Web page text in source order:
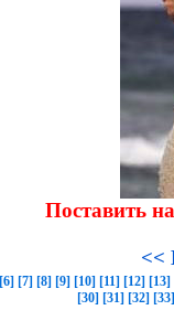
Поставить
<<
[6] [7] [8] [9] [10] [11] [12] [13]
[30] [31] [32] [33]